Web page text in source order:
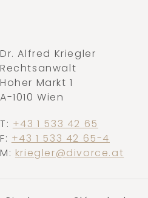
Dr. Alfred Kriegler
Rechtsanwalt
Hoher Markt 1
A-1010 Wien
T: +43 1 533 42 65
F: +43 1 533 42 65-4
M: kriegler@divorce.at